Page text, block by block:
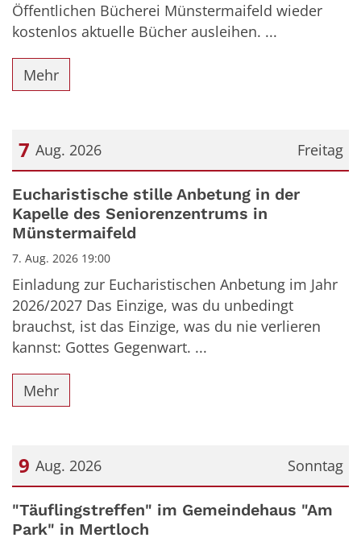
Öffentlichen Bücherei Münstermaifeld wieder
kostenlos aktuelle Bücher ausleihen. ...
Mehr
Freitag
7 Aug. 2026
Datum: 7. August 2026
Eucharistische stille Anbetung in der
Kapelle des Seniorenzentrums in
Münstermaifeld
7. Aug. 2026 19:00
Einladung zur Eucharistischen Anbetung im Jahr
2026/2027 Das Einzige, was du unbedingt
brauchst, ist das Einzige, was du nie verlieren
kannst: Gottes Gegenwart. ...
Mehr
Sonntag
9 Aug. 2026
Datum: 9. August 2026
"Täuflingstreffen" im Gemeindehaus "Am
Park" in Mertloch